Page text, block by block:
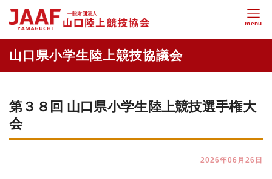
第３８回 山口県小学生陸上競技選手権大
会
2026年06月26日